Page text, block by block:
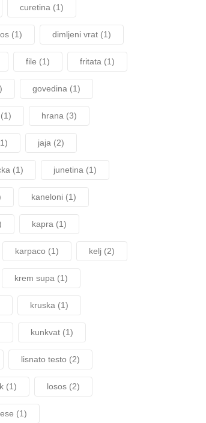
curetina (1)
(1) dimljeni vrat (1)
file (1) fritata (1)
govedina (1)
(1) hrana (3)
jaja (2)
(1) junetina (1)
kaneloni (1)
kapra (1)
karpaco (1) kelj (2)
krem supa (1)
kruska (1)
kunkvat (1)
lisnato testo (2)
(1) losos (2)
(1)